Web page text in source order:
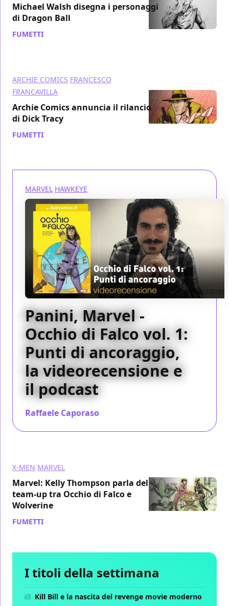
Michael Walsh disegna i personaggi
di Dragon Ball
FUMETTI
ARCHIE COMICS FRANCESCO
FRANCAVILLA
Archie Comics annuncia il rilancio
di Dick Tracy
FUMETTI
MARVEL HAWKEYE
Panini, Marvel -
Occhio di Falco vol. 1:
Punti di ancoraggio,
la videorecensione e
il podcast
Raffaele Caporaso
X-MEN MARVEL
Marvel: Kelly Thompson parla del
team-up tra Occhio di Falco e
Wolverine
FUMETTI
I titoli della settimana
Kill Bill e la nascita del revenge movie moderno